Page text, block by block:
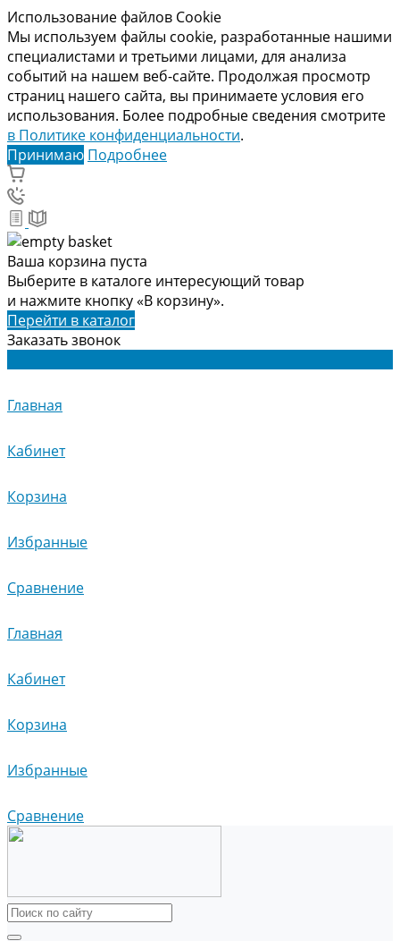
Использование файлов Cookie
Мы используем файлы cookie, разработанные нашими
специалистами и третьими лицами, для анализа
событий на нашем веб-сайте. Продолжая просмотр
страниц нашего сайта, вы принимаете условия его
использования. Более подробные сведения смотрите
в Политике конфиденциальности.
Принимаю Подробнее
Ваша корзина пуста
Выберите в каталоге интересующий товар
и нажмите кнопку «В корзину».
Перейти в каталог
Заказать звонок
Главная
Кабинет
Корзина
Избранные
Сравнение
Главная
Кабинет
Корзина
Избранные
Сравнение